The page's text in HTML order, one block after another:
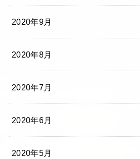
2020年9月
2020年8月
2020年7月
2020年6月
2020年5月